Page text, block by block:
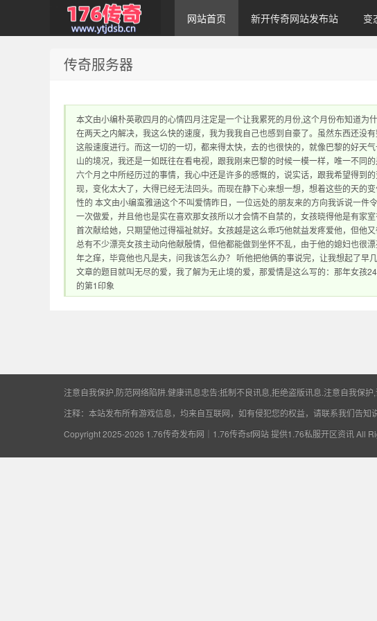
1.76传奇发布网｜
1.76传奇sf网站 提
网站首页 新开传奇网站发布站 变
传奇服务器
本文由小编朴英歌四月的心情四月注定是一个让我累死的月份,这个月份布知道
在两天之内解决，我这么快的速度，我为我我自己也感到自豪了。虽然东西还没
这般速度进行。而这一切的一切，都来得太快，去的也很快的，就像巴黎的好天
山的境况，我还是一如既往在看电视，跟我刚来巴黎的时候一模一样，唯一不同
六个月之中所经历过的事情，我心中还是许多的感慨的，说实话，跟我希望得到
现，变化太大了，大得已经无法回头。而现在静下心来想一想，想着这些的天的
性的 本文由小编蛮雅涵这个不叫爱情昨日，一位远处的朋友来的方向我诉说一
一次做爱，并且他也是实在喜欢那女孩所以才会情不自禁的，女孩晓得他是有家
首次献给她，只期望他过得福祉就好。女孩越是这么乖巧他就益发疼爱他，但他
总有不少漂亮女孩主动向他献殷情，但他都能做到坐怀不乱，由于他的媳妇也很
年之痒，毕竟他也凡是夫，问我该怎么办？ 听他把他俩的事说完，让我想起了早
文章的题目就叫无尽的爱，我了解为无止境的爱，那爱情是这么写的：那年女孩
的第1印象
注意自我保护,防范网络陷阱.健康讯息忠告:抵制不良讯息,拒绝盗版讯息.注意自我保
注释：本站发布所有游戏信息，均来自互联网，如有侵犯您的权益，请联系我们告知
Copyright 2025-2026 1.76传奇发布网｜1.76传奇sf网站 提供1.76私服开区资讯All